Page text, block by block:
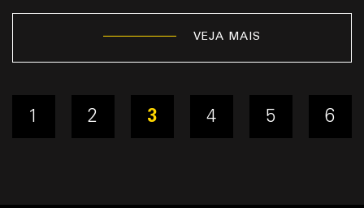
VEJA MAIS
1 2 3 4 5 6